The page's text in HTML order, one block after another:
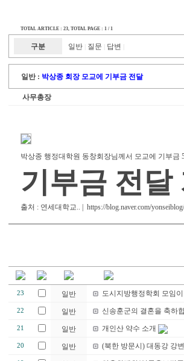
TOTAL ARTICLE : 23, TOTAL PAGE : 1 / 1
구분 일반 질문 답변
일반 : 박상종 회장 모교에 기부금 전달
사무총장
박상종 행정대학원 동창회장님께서 모교에 기부금
기부금 전달
출처 : 연세대학교.. | https://blog.naver.com/
23 일반 도시지방행정학회 모임
22 일반 신송훈군의 결혼을 축하
21 일반 개인산 약수 소개
20 일반 (북한 방문시) 대동강 강